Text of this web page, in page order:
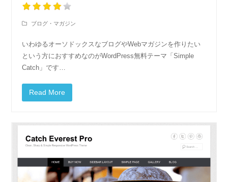
ブログ・マガジン
いわゆるオーソドックスなブログやWebマガジンを作りたい
という方におすすめなのがWordPress無料テーマ「Simple
Catch」です…
Read More